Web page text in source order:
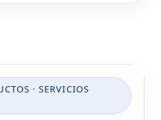
· SERVICIOS